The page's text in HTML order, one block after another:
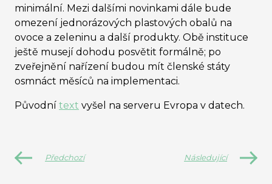
minimální. Mezi dalšími novinkami dále bude
omezení jednorázových plastových obalů na
ovoce a zeleninu a další produkty. Obě instituce
ještě musejí dohodu posvětit formálně; po
zveřejnění nařízení budou mít členské státy
osmnáct měsíců na implementaci.
Původní text vyšel na serveru Evropa v datech.
Předchozí Následující